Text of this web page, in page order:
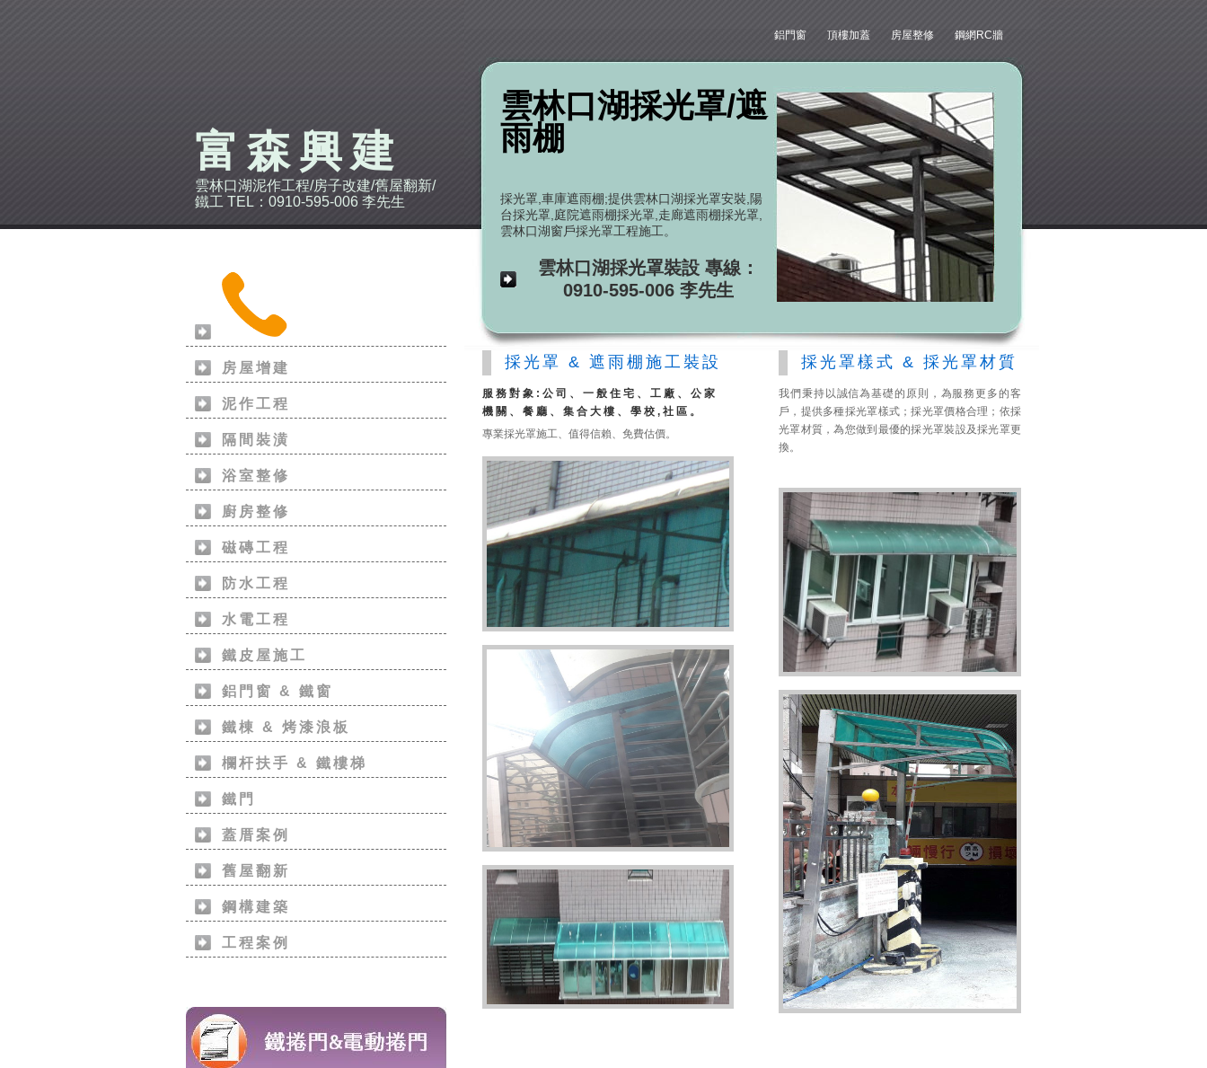
富森興建
雲林口湖泥作工程/房子改建/舊屋翻新/
鐵工 TEL：0910-595-006 李先生
房屋增建
泥作工程
隔間裝潢
浴室整修
廚房整修
磁磚工程
防水工程
水電工程
鐵皮屋施工
鋁門窗 & 鐵窗
鐵棟 & 烤漆浪板
欄杆扶手 & 鐵樓梯
鐵門
蓋厝案例
舊屋翻新
鋼構建築
工程案例
鋁門窗 頂樓加蓋 房屋整修 鋼網RC牆
雲林口湖採光罩/遮
雨棚
採光罩,車庫遮雨棚;提供雲林口湖採光罩安裝,陽
台採光罩,庭院遮雨棚採光罩,走廊遮雨棚採光罩,
雲林口湖窗戶採光罩工程施工。
雲林口湖採光罩裝設 專線：
0910-595-006 李先生
採光罩 & 遮雨棚施工裝設
服務對象:公司、一般住宅、工廠、公家
機關、餐廳、集合大樓、學校,社區。
專業採光罩施工、值得信賴、免費估價。
採光罩樣式 & 採光罩材質
我們秉持以誠信為基礎的原則，為服務更多的客
戶，提供多種採光罩樣式；採光罩價格合理；依採
光罩材質，為您做到最優的採光罩裝設及採光罩更
換。